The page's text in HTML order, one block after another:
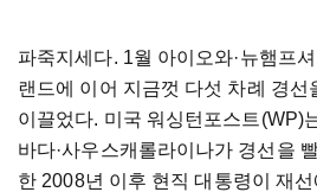
파죽지세다. 1월 아이오와·뉴햄프
랜드에 이어 지금껏 다섯 차례 경선
이끌었다. 미국 워싱턴포스트(WP)
바다·사우스캐롤라이나가 경선을
한 2008년 이후 현직 대통령이 재